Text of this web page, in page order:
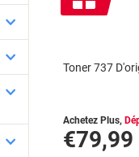
gratuit
Toner 737
Achetez Plus,
€79,99